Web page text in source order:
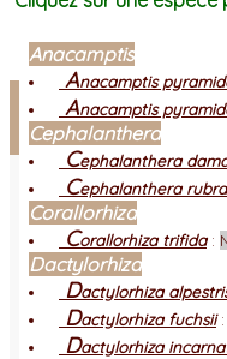
Facebook
Connexion adhérent
Anacamptis
Anacamptis
Anacamptis
Cephalanthera
Cephalanthera
Cephalanthera rubra
Corallorhiza
Corallorhiza trifida:
Dactylorhiza
Dactylorhiza
Dactylorhiza fuchsii:
Dactylorhiza